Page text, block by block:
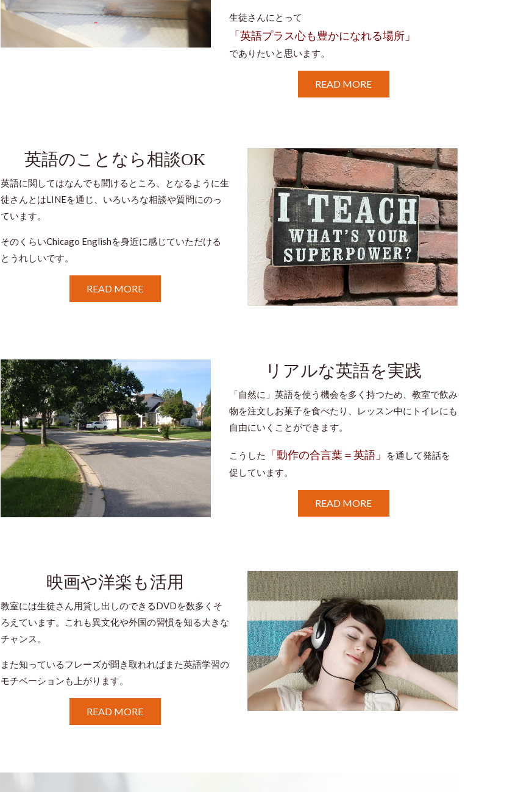
生徒さんにとって
「英語プラス心も豊かになれる場所」
でありたいと思います。
READ MORE
英語のことなら相談OK
英語に関してはなんでも聞けるところ、となるように生
徒さんとはLINEを通じ、いろいろな相談や質問にのっ
ています。
そのくらいChicago Englishを身近に感じていただける
とうれしいです。
READ MORE
リアルな英語を実践
「自然に」英語を使う機会を多く持つため、教室で飲み
物を注文しお菓子を食べたり、レッスン中にトイレにも
自由にいくことができます。
こうした 「動作の合言葉＝英語」
を通して発話を
促しています。
READ MORE
映画や洋楽も活用
教室には生徒さん用貸し出しのできるDVDを数多くそ
ろえています。これも異文化や外国の習慣を知る大きな
チャンス。
また知っているフレーズが聞き取れればまた英語学習の
モチベーションも上がります。
READ MORE